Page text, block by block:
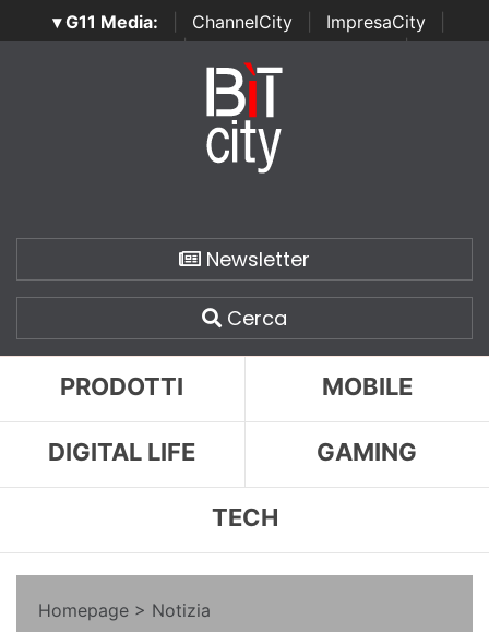
▾ G11 Media: ChannelCity ImpresaCity
SecurityOpenLab | Italian Channel Awards | Italian
Italian Security Awards
Newsletter
Cerca
PRODOTTI MOBILE
DIGITAL LIFE GAMING
TECH
Homepage > Notizia